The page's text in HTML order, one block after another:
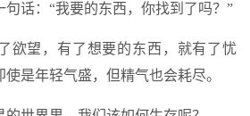
句话：“我要的东西，你找到了吗？”
欲望，有了想要的东西，就有了忧
是年轻气盛，但精气也会耗尽。